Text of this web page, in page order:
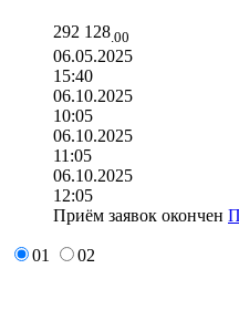
292 128 .00
06.05.2025
15:40
06.10.2025
10:05
06.10.2025
11:05
06.10.2025
12:05
Приём заявок окончен
01 02